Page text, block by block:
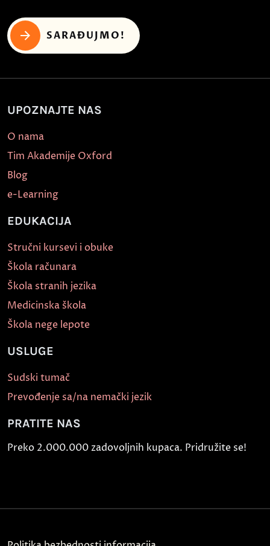
SARAĐUJMO!
UPOZNAJTE NAS
O nama
Tim Akademije Oxford
Blog
e-Learning
EDUKACIJA
Stručni kursevi i obuke
Škola računara
Škola stranih jezika
Medicinska škola
Škola nege lepote
USLUGE
Sudski tumač
Prevođenje sa/na nemački jezik
PRATITE NAS
Preko 2.000.000 zadovoljnih kupaca. Pridružite se!